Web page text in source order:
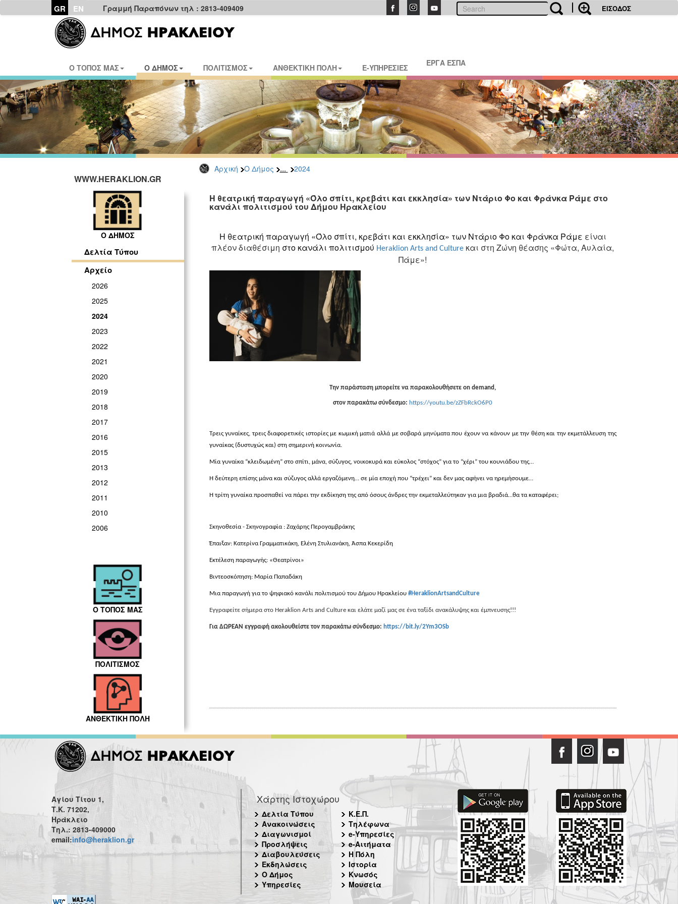
GR EN Γραμμή Παραπόνων τηλ : 2813-409409 ΕΙΣΟΔΟΣ
Ο ΤΟΠΟΣ ΜΑΣ Ο ΔΗΜΟΣ ΠΟΛΙΤΙΣΜΟΣ ΑΝΘΕΚΤΙΚΗ ΠΟΛΗ E-ΥΠΗΡΕΣΙΕΣ ΕΡΓΑ ΕΣΠΑ
Αρχική Ο Δήμος ... 2024
WWW.HERAKLION.GR
Ο ΔΗΜΟΣ
Δελτία Τύπου
Αρχείο
2026
2025
2024
2023
2022
2021
2020
2019
2018
2017
2016
2015
2013
2012
2011
2010
2006
Ο ΤΟΠΟΣ ΜΑΣ
ΠΟΛΙΤΙΣΜΟΣ
ΑΝΘΕΚΤΙΚΗ ΠΟΛΗ
Η θεατρική παραγωγή «Όλο σπίτι, κρεβάτι και εκκλησία» των Ντάριο Φο και Φράνκα Ράμε στο
κανάλι πολιτισμού του Δήμου Ηρακλείου
Η θεατρική παραγωγή «Όλο σπίτι, κρεβάτι και εκκλησία» των Ντάριο Φο και Φράνκα Ράμε είναι
πλέον διαθέσιμη στο κανάλι πολιτισμού Heraklion Arts and Culture και στη Ζώνη θέασης «Φώτα, Αυλαία,
Πάμε»!
Την παράσταση μπορείτε να παρακολουθήσετεon demand,
στον παρακάτω σύνδεσμο: https://youtu.be/zZFbRckO6P0
Τρεις γυναίκες, τρεις διαφορετικές ιστορίες με κωμική ματιά αλλά με σοβαρά μηνύματα που έχουν να κάνουν με την θέση και την εκμετάλλευση της
γυναίκας (δυστυχώς και) στη σημερινή κοινωνία.
Μία γυναίκα “κλειδωμένη” στο σπίτι, μάνα, σύζυγος, νοικοκυρά και εύκολος “στόχος” για το “χέρι” του κουνιάδου της…
Η δεύτερη επίσης μάνα και σύζυγος αλλά εργαζόμενη… σε μία εποχή που “τρέχει” και δεν μας αφήνει να ηρεμήσουμε…
Η τρίτη γυναίκα προσπαθεί να πάρει την εκδίκηση της από όσους άνδρες την εκμεταλλεύτηκαν για μια βραδιά…θα τα καταφέρει;
Σκηνοθεσία - Σκηνογραφία : Ζαχάρης Περογαμβράκης
Έπαιξαν: Κατερίνα Γραμματικάκη, Ελένη Στυλιανάκη, Άσπα Κεκερίδη
Εκτέλεση παραγωγής: «Θεατρίνοι»
Βιντεοσκόπηση: Μαρία Παπαδάκη
Μια παραγωγή για το ψηφιακό κανάλι πολιτισμού του Δήμου Ηρακλείου #HeraklionArtsandCulture
Εγγραφείτε σήμερα στο Heraklion Arts and Cultureκαι ελάτε μαζί μας σε ένα ταξίδι ανακάλυψης και έμπνευσης!!!
Για ΔΩΡΕΑΝ εγγραφή ακολουθείστε τον παρακάτω σύνδεσμο: https://bit.ly/2Ym3OSb
Αγίου Τίτου 1,
Τ.Κ. 71202,
Ηράκλειο
Τηλ.: 2813-409000
email:info@heraklion.gr
Χάρτης Ιστοχώρου
Δελτία Τύπου
Ανακοινώσεις
Διαγωνισμοί
Προσλήψεις
Διαβουλεύσεις
Εκδηλώσεις
Ο Δήμος
Υπηρεσίες
Κ.Ε.Π.
Τηλέφωνα
e-Υπηρεσίες
e-Αιτήματα
Η Πόλη
Ιστορία
Κνωσός
Μουσεία